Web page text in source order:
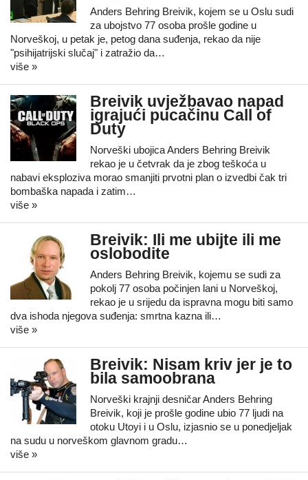
Anders Behring Breivik, kojem se u Oslu sudi
za ubojstvo 77 osoba prošle godine u
Norveškoj, u petak je, petog dana suđenja, rekao da nije
"psihijatrijski slučaj" i zatražio da…
više »
Breivik uvježbavao napad
igrajući pucačinu Call of
Duty
Norveški ubojica Anders Behring Breivik
rekao je u četvrak da je zbog teškoća u
nabavi eksploziva morao smanjiti prvotni plan o izvedbi čak tri
bombaška napada i zatim…
više »
Breivik: Ili me ubijte ili me
oslobodite
Anders Behring Breivik, kojemu se sudi za
pokolj 77 osoba počinjen lani u Norveškoj,
rekao je u srijedu da ispravna mogu biti samo
dva ishoda njegova suđenja: smrtna kazna ili…
više »
Breivik: Nisam kriv jer je to
bila samoobrana
Norveški krajnji desničar Anders Behring
Breivik, koji je prošle godine ubio 77 ljudi na
otoku Utoyi i u Oslu, izjasnio se u ponedjeljak
na sudu u norveškom glavnom gradu…
više »